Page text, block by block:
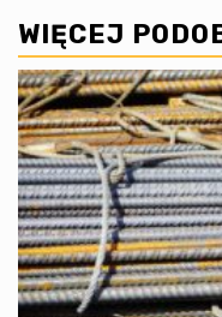
WIĘCEJ